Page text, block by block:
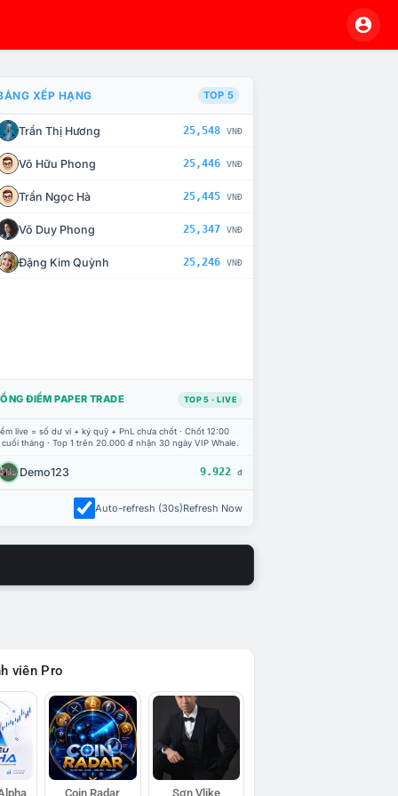
CHẾ TÀI XỬ LÝ VI PHẠM
XẾP HẠNG TOP 5
Trần Thị Hương 25,548 VNĐ
Võ Hữu Phong 25,446 VNĐ
Trần Ngọc Hà 25,445 VNĐ
Võ Duy Phong 25,347 VNĐ
Đặng Kim Quỳnh 25,246 VNĐ
ĐIỂM PAPER TRADE TOP 5 · LIVE
live = số dư ví + ký quỹ + PnL chưa chốt · Chốt 12:00
tháng · Top 1 trên 20.000 đ nhận 30 ngày VIP Whale.
Demo123 9.922 đ
Auto-refresh (30s)Refresh Now
viên Pro
Coin Radar Sơn Vlike